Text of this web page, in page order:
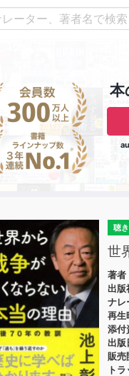
本
聴
世
著者
出版
ナレ
再生
添付
出版
販売
ト